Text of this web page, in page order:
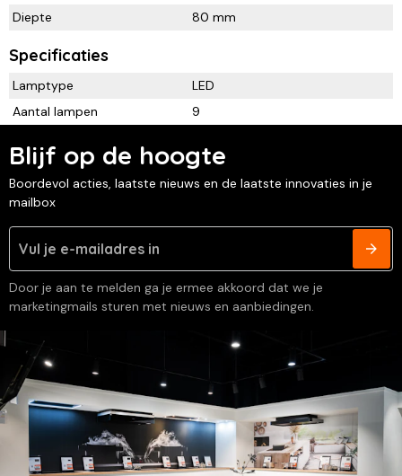
Diepte
80 mm
Specificaties
Lamptype
LED
Aantal lampen
9
Blijf op de hoogte
Boordevol acties, laatste nieuws en de laatste innovaties in je
mailbox
Door je aan te melden ga je ermee akkoord dat we je
marketingmails sturen met nieuws en aanbiedingen.